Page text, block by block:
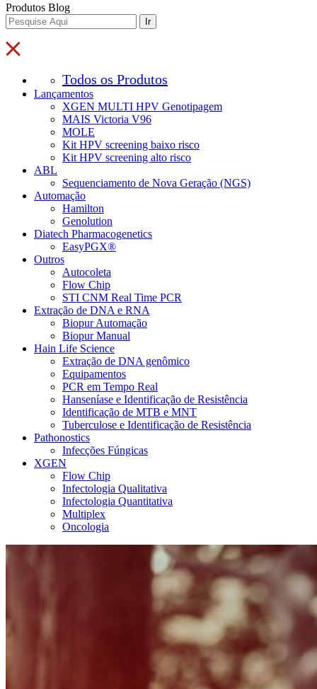
Produtos Blog
Ir
Todos os Produtos
Lançamentos
XGEN MULTI HPV Genotipagem
MAIS Victoria V96
MOLE
Kit HPV screening baixo risco
Kit HPV screening alto risco
ABL
Sequenciamento de Nova Geração (NGS)
Automação
Hamilton
Genolution
Diatech Pharmacogenetics
EasyPGX®
Outros
Autocoleta
Flow Chip
STI CNM Real Time PCR
Extração de DNA e RNA
Biopur Automação
Biopur Manual
Hain Life Science
Extração de DNA genômico
Equipamentos
PCR em Tempo Real
Hanseníase e Identificação de Resistência
Identificação de MTB e MNT
Tuberculose e Identificação de Resistência
Pathonostics
Infecções Fúngicas
XGEN
Flow Chip
Infectologia Qualitativa
Infectologia Quantitativa
Multiplex
Oncologia